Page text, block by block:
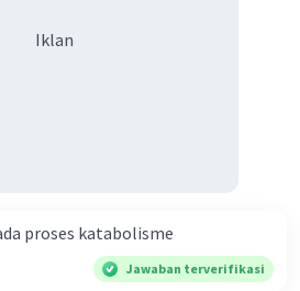
Iklan
proses katabolisme
Jawaban terverifikasi